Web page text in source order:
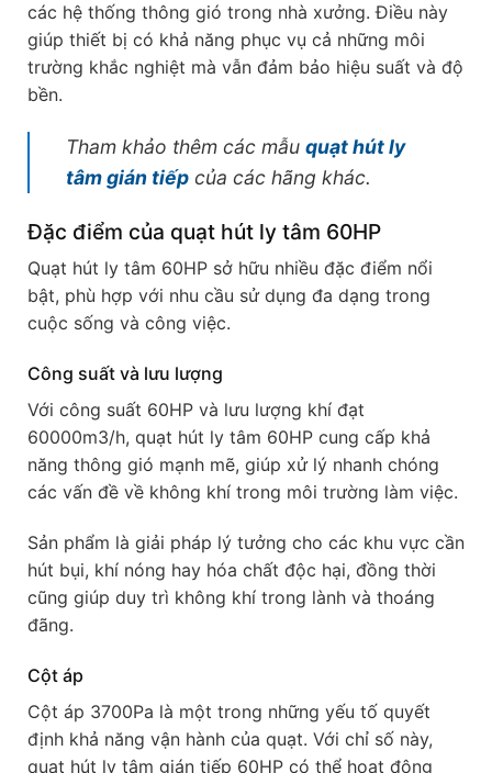
các hệ thống thông gió trong nhà xưởng. Điều này
giúp thiết bị có khả năng phục vụ cả những môi
trường khắc nghiệt mà vẫn đảm bảo hiệu suất và độ
bền.
Tham khảo thêm các mẫu quạt hút ly
tâm gián tiếp của các hãng khác.
Đặc điểm của quạt hút ly tâm 60HP
Quạt hút ly tâm 60HP sở hữu nhiều đặc điểm nổi
bật, phù hợp với nhu cầu sử dụng đa dạng trong
cuộc sống và công việc.
Công suất và lưu lượng
Với công suất 60HP và lưu lượng khí đạt
60000m3/h, quạt hút ly tâm 60HP cung cấp khả
năng thông gió mạnh mẽ, giúp xử lý nhanh chóng
các vấn đề về không khí trong môi trường làm việc.
Sản phẩm là giải pháp lý tưởng cho các khu vực cần
hút bụi, khí nóng hay hóa chất độc hại, đồng thời
cũng giúp duy trì không khí trong lành và thoáng
đãng.
Cột áp
Cột áp 3700Pa là một trong những yếu tố quyết
định khả năng vận hành của quạt. Với chỉ số này,
quạt hút ly tâm gián tiếp 60HP có thể hoạt động